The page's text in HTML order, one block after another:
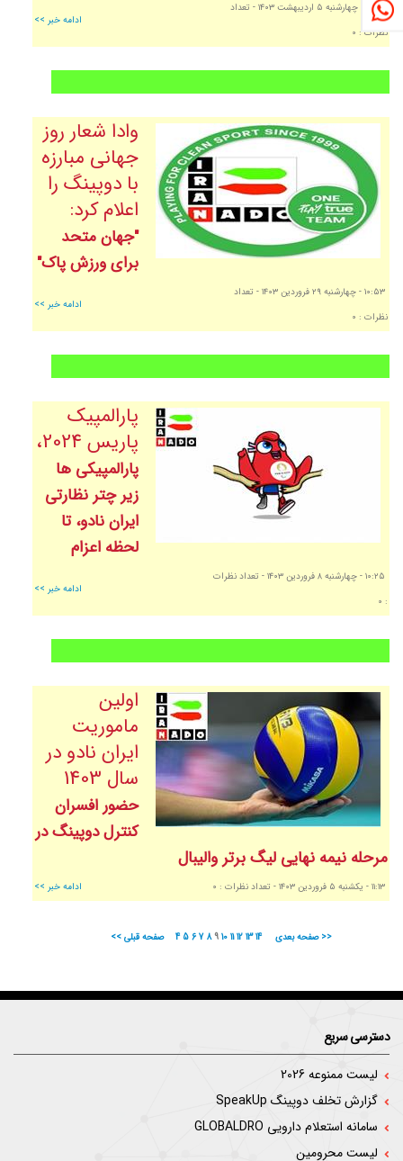
١٢:٢٣ - چهارشنبه ٥ ارديبهشت ١٤٠٣
- تعداد
نظرات : ٠
ادامه خبر >>
وادا شعار روز
جهانی مبارزه
با دوپینگ را
اعلام کرد:
"جهان متحد
برای ورزش پاک"
١٠:٥٣ - چهارشنبه ٢٩ فروردين ١٤٠٣
- تعداد
نظرات : ٠
ادامه خبر >>
پارالمپیک
پاریس 2024،
پارالمپیکی ها
زیر چتر نظارتی
ایران نادو، تا
لحظه اعزام
١٠:٢٥ - چهارشنبه ٨ فروردين ١٤٠٣
- تعداد نظرات
: ٠
ادامه خبر >>
اولین
ماموریت
ایران نادو در
سال 1403
حضور افسران
کنترل دوپینگ در
مرحله نیمه نهایی لیگ برتر والیبال
١١:١٣ - يکشنبه ٥ فروردين ١٤٠٣ - تعداد نظرات : ٠ ادامه خبر >>
<< صفحه قبلی 4 5 6 7 89 10 11 12 13 14 صفحه بعدی >>
دسترسی سریع
لیست ممنوعه 2026
گزارش تخلف دوپینگ SpeakUp
سامانه استعلام دارویی GLOBALDRO
لیست محرومین